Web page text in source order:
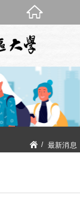
最新消息